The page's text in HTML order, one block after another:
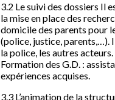
3.2 Le suivi des dossiers Il
la mise en place des
domicile des parents pour
(police, justice, parents,…).
la police, les autres
Formation des G.D. :
expériences acquises.
3.3 L’animation de la